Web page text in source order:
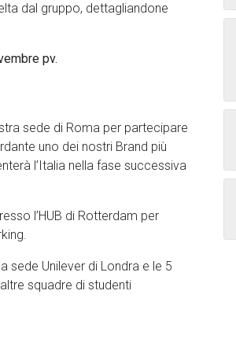
dal gruppo, dettagliandone
pv.
sede di Roma per partecipare
uno dei nostri Brand più
l’Italia nella fase successiva
l’HUB di Rotterdam per
sede Unilever di Londra e le 5
squadre di studenti